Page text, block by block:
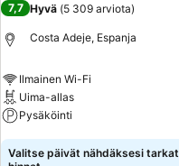
7,7 Hyvä (5 309 arviota)
Costa Adeje, Espanja
Ilmainen Wi-Fi
Uima-allas
Pysäköinti
Katso hinnat
Valitse päivät nähdäksesi tarkat